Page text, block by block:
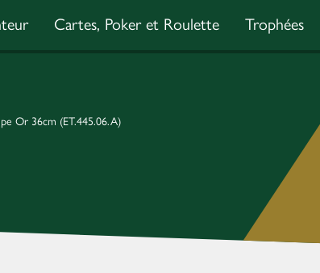
Cartes, Poker et Roulette Trophées
Or 36cm (ET.445.06.A)